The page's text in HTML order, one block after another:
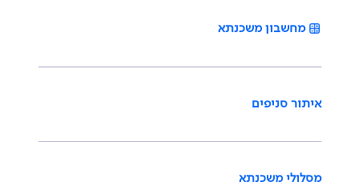
מחשבון משכנתא
איתור סניפים
מסלולי משכנתא